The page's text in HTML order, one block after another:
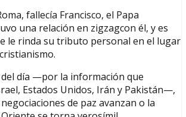
fallecía Francisco, el Papa
una relación en zigzagcon él, y es
le rinda su tributo personal en el lugar
día —por la información que
Estados Unidos, Irán y Pakistán—,
de paz avanzan o la